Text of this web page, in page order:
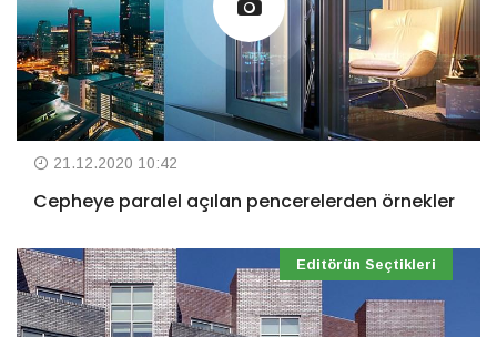
21.12.2020 10:42
Cepheye paralel açılan pencerelerden örnekler
Editörün Seçtikleri